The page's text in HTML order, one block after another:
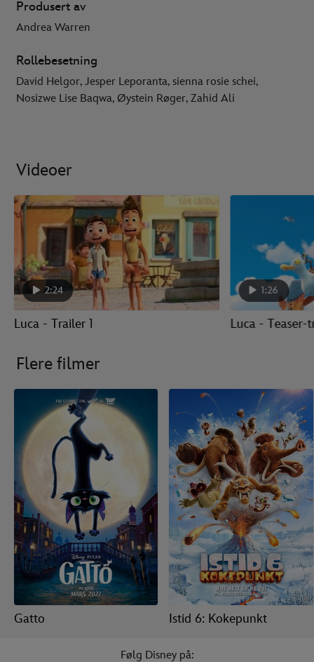
Produsert av
Andrea Warren
Rollebesetning
David Helgor, Jesper Leporanta, sienna rosie schei,
Nosizwe Lise Baqwa, Øystein Røger, Zahid Ali
Videoer
2:24
Luca - Trailer 1
1:26
Luca - Teaser-
Flere filmer
Gatto Istid 6: Kokepunkt
Følg Disney på: